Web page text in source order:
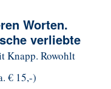
Worten.
verliebte
Knapp. Rowohlt
€ 15,-)